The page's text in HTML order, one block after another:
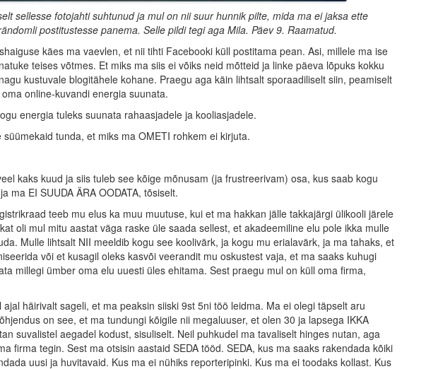
sellesse fotojahti suhtunud ja mul on nii suur hunnik pilte, mida ma ei jaksa ette
postitustesse panema. Selle pildi tegi aga Mila. Päev 9. Raamatud.
käes ma vaevlen, et nii tihti Facebooki küll postitama pean. Asi, millele ma ise
teises võtmes. Et miks ma siis ei võiks neid mõtteid ja linke päeva lõpuks kokku
kustuvale blogitähele kohane. Praegu aga käin lihtsalt sporaadiliselt siin, peamiselt
online-kuvandi energia suunata.
energia tuleks suunata rahaasjadele ja kooliasjadele.
tunda, et miks ma OMETI rohkem ei kirjuta.
kaks kuud ja siis tuleb see kõige mõnusam (ja frustreerivam) osa, kus saab kogu
ma EI SUUDA ÄRA OODATA, tõsiselt.
teeb mu elus ka muu muutuse, kui et ma hakkan jälle takkajärgi ülikooli järele
oli mul mitu aastat väga raske üle saada sellest, et akadeemiline elu pole ikka mulle
Mulle lihtsalt NII meeldib kogu see koolivärk, ja kogu mu erialavärk, ja ma tahaks, et
või et kusagil oleks kasvõi veerandit mu oskustest vaja, et ma saaks kuhugi
millegi ümber oma elu uuesti üles ehitama. Sest praegu mul on küll oma firma,
häirivalt sageli, et ma peaksin siiski 9st 5ni töö leidma. Ma ei olegi täpselt aru
on see, et ma tundungi kõigile nii megaluuser, et olen 30 ja lapsega IKKA
suvalistel aegadel kodust, sisuliselt. Neil puhkudel ma tavaliselt hinges nutan, aga
firma tegin. Sest ma otsisin aastaid SEDA tööd. SEDA, kus ma saaks rakendada kõiki
uusi ja huvitavaid. Kus ma ei nühiks reporteripinki. Kus ma ei toodaks kollast. Kus